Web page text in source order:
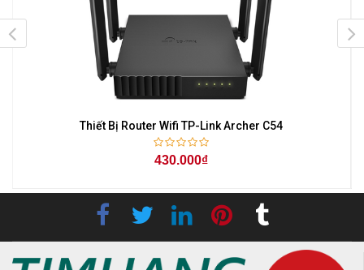
Thiết Bị Router Wifi TP-Link Archer C54
430.000₫